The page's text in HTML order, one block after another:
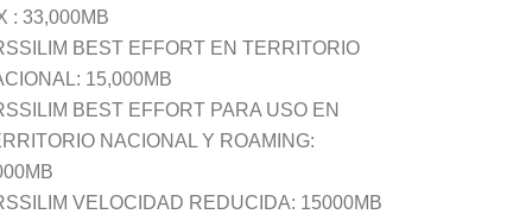
: 33,000MB
BEST EFFORT EN TERRITORIO
15,000MB
BEST EFFORT PARA USO EN
NACIONAL Y ROAMING:
VELOCIDAD REDUCIDA: 15000MB